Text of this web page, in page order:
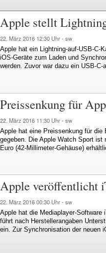
Apple stellt
22. März 2016 12:30 Uhr - sw
Apple hat ein Lightning-auf-USB-C-
iOS-Geräte zum Laden und
werden. Zuvor war dazu ein USB-
Preissenkung für
22. März 2016 11:30 Uhr - sw
Apple hat eine Preissenkung für
gegeben. Die Apple Watch Sport ist
Euro (42-Millimeter-Gehäuse)
Apple veröffentlicht
22. März 201600:30 Uhr - sw
Apple hat die Mediaplayer-Software
führt nach Herstellerangaben
ein. Zur Synchronisation der neuen